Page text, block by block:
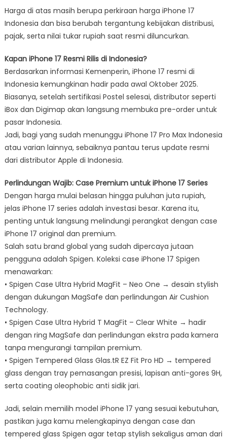
Harga di atas masih berupa perkiraan harga iPhone 17
Indonesia dan bisa berubah tergantung kebijakan distribusi,
pajak, serta nilai tukar rupiah saat resmi diluncurkan.
Kapan iPhone 17 Resmi Rilis di Indonesia?
Berdasarkan informasi Kemenperin, iPhone 17 resmi di
Indonesia kemungkinan hadir pada awal Oktober 2025.
Biasanya, setelah sertifikasi Postel selesai, distributor seperti
iBox dan Digimap akan langsung membuka pre-order untuk
pasar Indonesia.
Jadi, bagi yang sudah menunggu iPhone 17 Pro Max Indonesia
atau varian lainnya, sebaiknya pantau terus update resmi
dari distributor Apple di Indonesia.
Perlindungan Wajib: Case Premium untuk iPhone 17 Series
Dengan harga mulai belasan hingga puluhan juta rupiah,
jelas iPhone 17 series adalah investasi besar. Karena itu,
penting untuk langsung melindungi perangkat dengan case
iPhone 17 original dan premium.
Salah satu brand global yang sudah dipercaya jutaan
pengguna adalah Spigen. Koleksi case iPhone 17 Spigen
menawarkan:
• Spigen Case Ultra Hybrid MagFit – Neo One → desain stylish
dengan dukungan MagSafe dan perlindungan Air Cushion
Technology.
• Spigen Case Ultra Hybrid T MagFit – Clear White → hadir
dengan ring MagSafe dan perlindungan ekstra pada kamera
tanpa mengurangi tampilan premium.
• Spigen Tempered Glass Glas.tR EZ Fit Pro HD → tempered
glass dengan tray pemasangan presisi, lapisan anti-gores 9H,
serta coating oleophobic anti sidik jari.
Jadi, selain memilih model iPhone 17 yang sesuai kebutuhan,
pastikan juga kamu melengkapinya dengan case dan
tempered glass Spigen agar tetap stylish sekaligus aman dari